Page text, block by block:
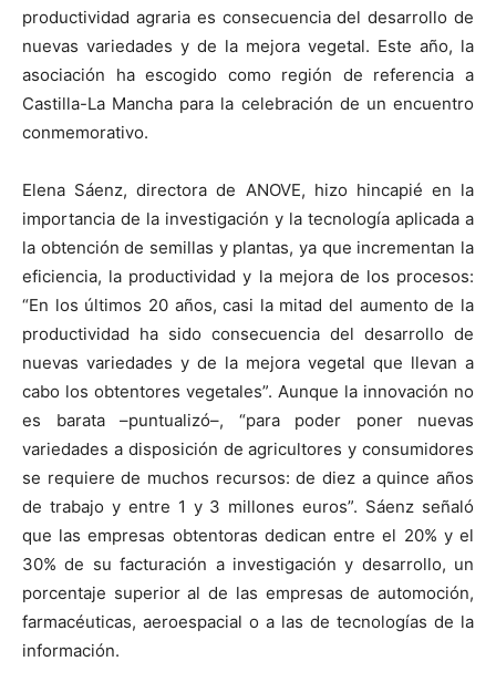
productividad agraria es consecuencia del desarrollo de
nuevas variedades y de la mejora vegetal. Este año, la
asociación ha escogido como región de referencia a
Castilla-La Mancha para la celebración de un encuentro
conmemorativo.
Elena Sáenz, directora de ANOVE, hizo hincapié en la
importancia de la investigación y la tecnología aplicada a
la obtención de semillas y plantas, ya que incrementan la
eficiencia, la productividad y la mejora de los procesos:
“En los últimos 20 años, casi la mitad del aumento de la
productividad ha sido consecuencia del desarrollo de
nuevas variedades y de la mejora vegetal que llevan a
cabo los obtentores vegetales”. Aunque la innovación no
es barata –puntualizó–, “para poder poner nuevas
variedades a disposición de agricultores y consumidores
se requiere de muchos recursos: de diez a quince años
de trabajo y entre 1 y 3 millones euros”. Sáenz señaló
que las empresas obtentoras dedican entre el 20% y el
30% de su facturación a investigación y desarrollo, un
porcentaje superior al de las empresas de automoción,
farmacéuticas, aeroespacial o a las de tecnologías de la
información.